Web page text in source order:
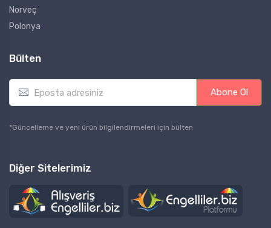
Norveç
Polonya
Bülten
E
a
l
Abone Ol
*Güncelleme ve yeni ürün bilgilendirmeleri için bülten
Diğer Sitelerimiz